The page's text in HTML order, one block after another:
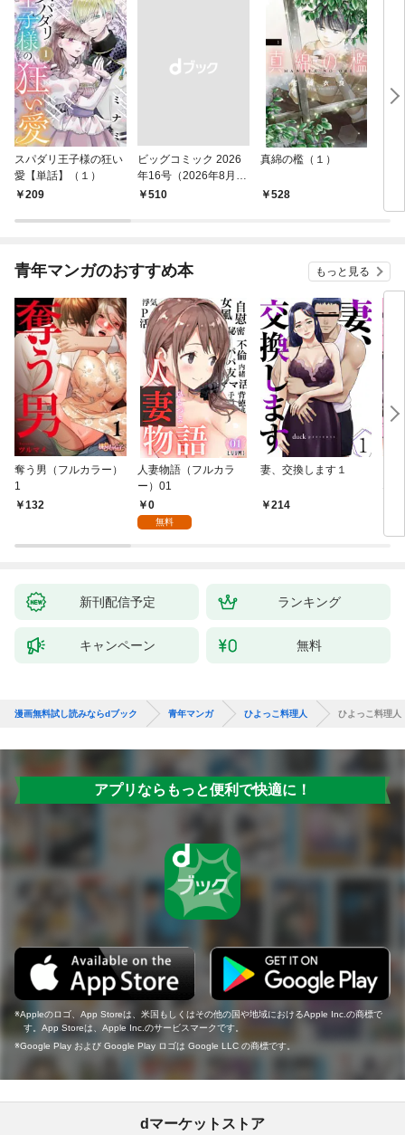
スパダリ王子様の狂い
愛【単話】（１）
209
ビッグコミック 2026
年16号（2026年8月7
日発売）
￥510
真綿の檻（１）
528
青年マンガのおすすめ本 もっと見る
奪う男（フルカラー）
1
132
人妻物語（フルカラ
ー）01
0
無料
妻、交換します１
214
な
新刊配信予定 ランキング
キャンペーン 無料
漫画無料試し読みならdブック 青年マンガ ひよっこ料理人 ひよっこ料理人
アプリならもっと便利で快適に！
Appleのロゴ、App Storeは、米国もしくはその他の国や地域におけるApple Inc.の商標で
す。App Storeは、Apple Inc.のサービスマークです。
Google Play および Google Play ロゴは Google LLC の商標です。
dマーケットストア